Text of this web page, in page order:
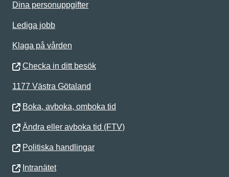
Dina personuppgifter
Lediga jobb
Klaga på vården
Checka in ditt besök
1177 Västra Götaland
Boka, avboka, omboka tid
Ändra eller avboka tid (FTV)
Politiska handlingar
Intranätet